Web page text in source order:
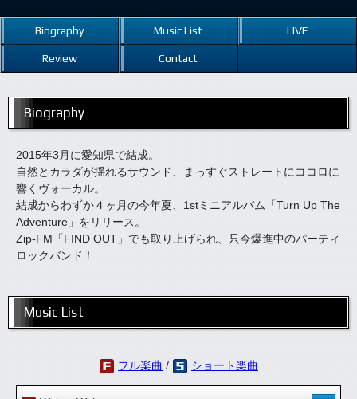
Biography Music List LIVE
Review Contact
Biography
2015年3月に愛知県で結成。
自然とカラダが揺れるサウンド、まっすぐストレートにココロに
響くヴォーカル。
結成からわずか４ヶ月の今年夏、1stミニアルバム「Turn Up The
Adventure」をリリース。
Zip-FM「FIND OUT」でも取り上げられ、只今爆進中のパーティ
ロックバンド！
Music List
フル楽曲 / ショート楽曲